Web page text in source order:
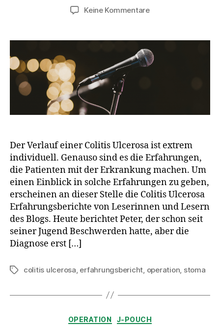
Keine Kommentarezu
Erfahrungsbericht:
Peter
(45)
Der Verlauf einer Colitis Ulcerosa ist extrem
individuell. Genauso sind es die Erfahrungen,
die Patienten mit der Erkrankung machen. Um
einen Einblick in solche Erfahrungen zu geben,
erscheinen an dieser Stelle die Colitis Ulcerosa
Erfahrungsberichte von Leserinnen und Lesern
des Blogs. Heute berichtet Peter, der schon seit
seiner Jugend Beschwerden hatte, aber die
Diagnose erst […]
Schlagwörter
colitis ulcerosa erfahrungsbericht operation stoma
Kategorien
OPERATION J-POUCH